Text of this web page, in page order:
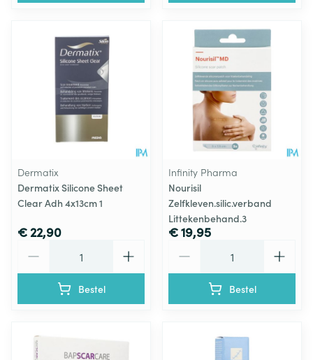
Dermatix
Dermatix Silicone Sheet
Clear Adh 4x13cm 1
€ 22,90
Bestel
Infinity Pharma
Nourisil
Zelfkleven.silic.verband
Littekenbehand.3
€ 19,95
Bestel